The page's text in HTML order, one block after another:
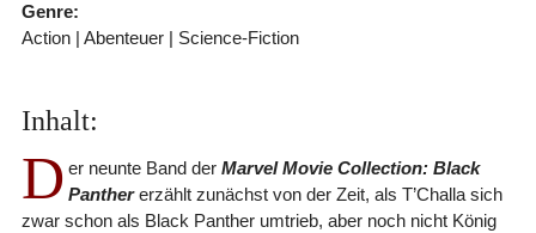
Genre:
Action | Abenteuer | Science-Fiction
Inhalt:
D er neunte Band der Marvel Movie Collection: Black
Panthererzählt zunächst von der Zeit, als T’Challa sich
zwar schon als Black Panther umtrieb, aber noch nicht König